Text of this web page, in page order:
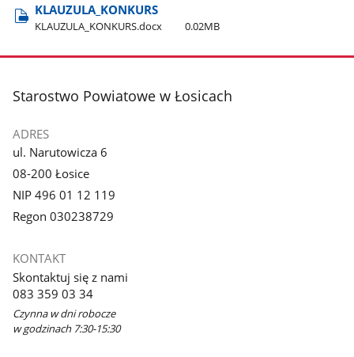
KLAUZULA​_KONKURS
KLAUZULA​_KONKURS.docx 0.02MB
stopka
Starostwo Powiatowe w Łosicach
ADRES
ul. Narutowicza 6
08-200 Łosice
NIP 496 01 12 119
Regon 030238729
KONTAKT
Skontaktuj się z nami
083 359 03 34
Czynna w dni robocze
w godzinach 7:30-15:30